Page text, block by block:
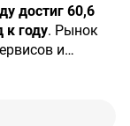
и входит в
рынка
достиг 60,6
к году. Рынок
и